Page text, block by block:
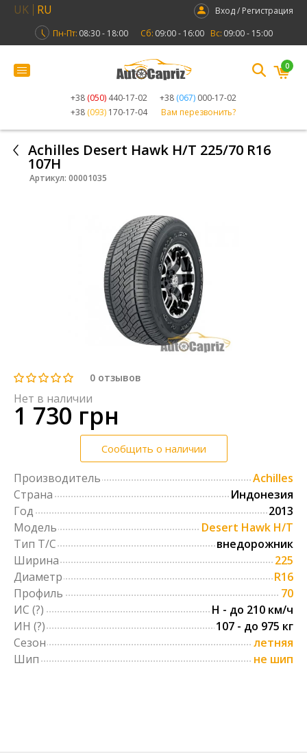
UK RU
Вход / Регистрация
Пн-Пт: 08:30 - 18:00 Сб: 09:00 - 16:00 Вс: 09:00 - 15:00
+38 (050) 440-17-02 +38 (067) 000-17-02
+38 (093) 170-17-04 Вам перезвонить?
0
Achilles Desert Hawk H/T 225/70 R16
107H
Артикул: 00001035
0 отзывов
Нет в наличии
1 730 грн
Сообщить о наличии
Производитель
Achilles
Страна
Индонезия
Год
2013
Модель
Desert Hawk H/T
Тип Т/С
внедорожник
Ширина
225
Диаметр
R16
Профиль
70
ИС (?)
H - до 210 км/ч
ИН (?)
107 - до 975 кг
Сезон
летняя
Шип
не шип